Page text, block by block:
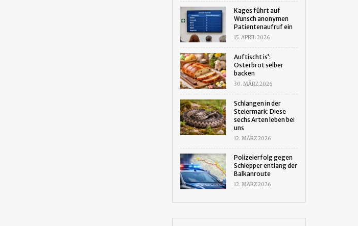
Kages führt auf
Wunsch anonymen
Patientenaufruf ein
15. APRIL 2026
Auftischt is’:
Osterbrot selber
backen
30. MÄRZ 2026
Schlangen in der
Steiermark: Diese
sechs Arten leben bei
uns
12. MÄRZ 2026
Polizeierfolg gegen
Schlepper entlang der
Balkanroute
12. MÄRZ 2026